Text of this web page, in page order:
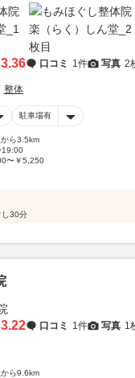
3.36 口コミ 1件 写真 2
整体
駐車場有
ら3.5km
19:00
〜￥5,250
し30分
3.22 口コミ 1件 写真 1
ら9.6km